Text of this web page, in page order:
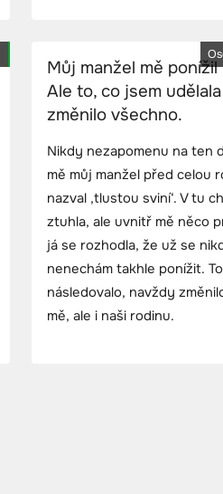
Můj manžel mě
Ale to, co jsem
změnilo všechno.
Nikdy nezapomenu na ten
mě můj manžel před celou
nazval ‚tlustou sviní‘. V tu
ztuhla, ale uvnitř mě něco
já se rozhodla, že už se
nenechám takhle ponížit.
následovalo, navždy
mě, ale i naši rodinu.